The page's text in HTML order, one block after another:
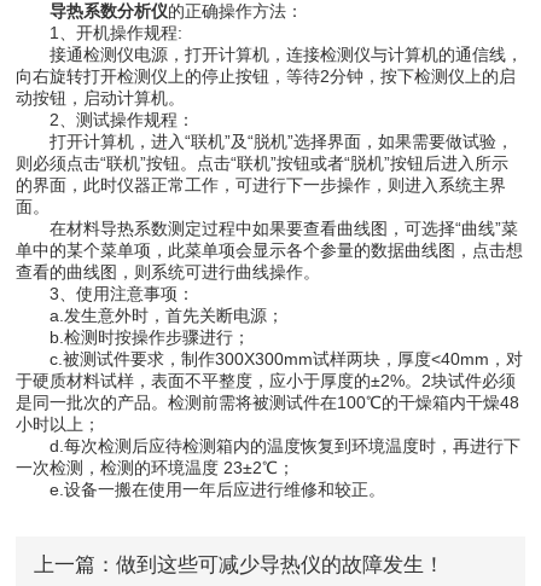
导热系数分析仪的正确操作方法：
1、开机操作规程:
接通检测仪电源，打开计算机，连接检测仪与计算机的通信线，
向右旋转打开检测仪上的停止按钮，等待2分钟，按下检测仪上的启
动按钮，启动计算机。
2、测试操作规程：
打开计算机，进入“联机”及“脱机”选择界面，如果需要做试验，
则必须点击“联机”按钮。点击“联机”按钮或者“脱机”按钮后进入所示
的界面，此时仪器正常工作，可进行下一步操作，则进入系统主界
面。
在材料导热系数测定过程中如果要查看曲线图，可选择“曲线”菜
单中的某个菜单项，此菜单项会显示各个参量的数据曲线图，点击想
查看的曲线图，则系统可进行曲线操作。
3、使用注意事项：
a.发生意外时，首先关断电源；
b.检测时按操作步骤进行；
c.被测试件要求，制作300X300mm试样两块，厚度<40mm，对
于硬质材料试样，表面不平整度，应小于厚度的±2%。2块试件必须
是同一批次的产品。检测前需将被测试件在100℃的干燥箱内干燥48
小时以上；
d.每次检测后应待检测箱内的温度恢复到环境温度时，再进行下
一次检测，检测的环境温度 23±2℃；
e.设备一搬在使用一年后应进行维修和较正。
上一篇： 做到这些可减少导热仪的故障发生！